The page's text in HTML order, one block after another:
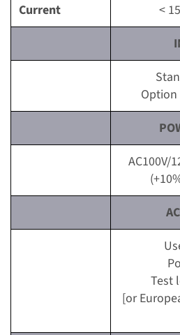
Current
<
Option
AC100V/
Test
[or